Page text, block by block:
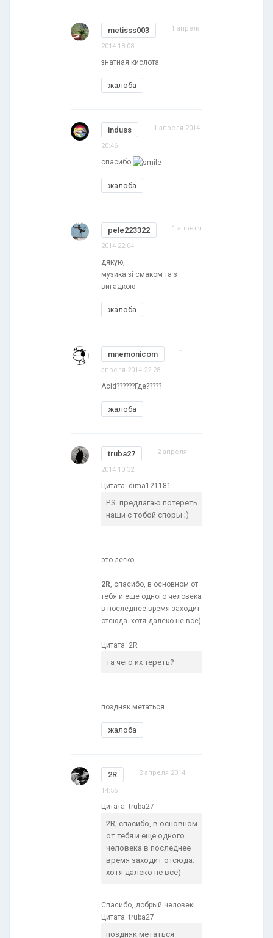
metisss003 1 апреля
2014 18:08
знатная кислота
жалоба
induss 1 апреля 2014
20:46
спасибо
жалоба
pele223322 1 апреля
2014 22:04
дякую,
музика зі смаком та з
вигадкою
жалоба
mnemonicom 1
апреля 2014 22:28
Acid??????Где?????
жалоба
truba27 2 апреля
2014 10:32
Цитата: dima121181
P.S. предлагаю потереть
наши с тобой споры ;)
это легко.
2R, спасибо, в основном от
тебя и еще одного человека
в последнее время заходит
отсюда. хотя далеко не все)
Цитата: 2R
та чего их тереть?
поздняк метаться
жалоба
2R 2 апреля 2014
14:55
Цитата: truba27
2R, спасибо, в основном
от тебя и еще одного
человека в последнее
время заходит отсюда.
хотя далеко не все)
Спасибо, добрый человек!
Цитата: truba27
поздняк метаться